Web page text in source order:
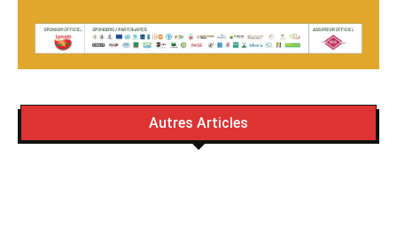
Autres Articles